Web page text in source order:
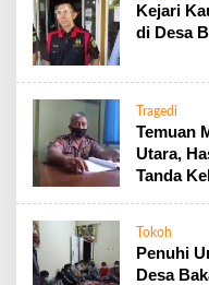
Kejari
di Desa
Tragedi
Temuan
Utara,
Tanda
Tokoh
Penuhi
Desa